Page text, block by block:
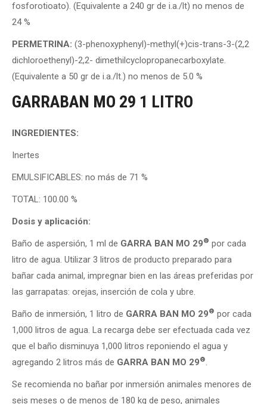
fosforotioato). (Equivalente a 240 gr de i.a./lt) no menos de
24 %
PERMETRINA: (3-phenoxyphenyl)-methyl(+)cis-trans-3-(2,2
dichloroethenyl)-2,2- dimethilcyclopropanecarboxylate.
(Equivalente a 50 gr de i.a./lt.) no menos de 5.0 %
GARRABAN MO 29 1 LITRO
INGREDIENTES:
Inertes
EMULSIFICABLES: no más de 71 %
TOTAL: 100.00 %
Dosis y aplicación:
Baño de aspersión, 1 ml de GARRA BAN MO 29® por cada
litro de agua. Utilizar 3 litros de producto preparado para
bañar cada animal, impregnar bien en las áreas preferidas por
las garrapatas: orejas, inserción de cola y ubre.
Baño de inmersión, 1 litro de GARRA BAN MO 29® por cada
1,000 litros de agua. La recarga debe ser efectuada cada vez
que el baño disminuya 1,000 litros reponiendo el agua y
agregando 2 litros más de GARRA BAN MO 29®.
Se recomienda no bañar por inmersión animales menores de
seis meses o de menos de 180 kg de peso, animales